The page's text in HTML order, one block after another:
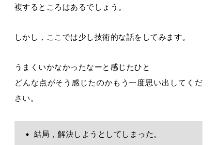
複するところはあるでしょう。
しかし，ここでは少し技術的な話をしてみます。
うまくいかなかったなーと感じたひと
どんな点がそう感じたのかもう一度思い出してくだ
さい。
結局，解決しようとしてしまった。